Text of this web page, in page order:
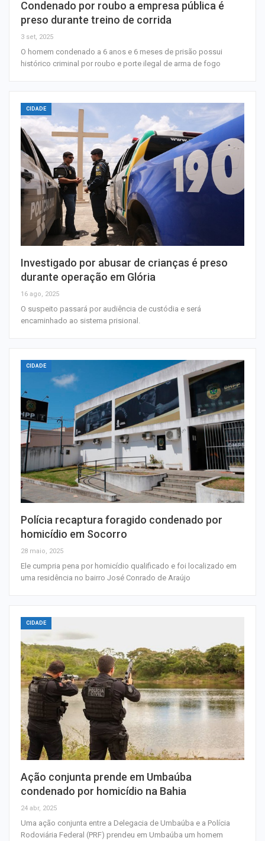
Condenado por roubo a empresa pública é
preso durante treino de corrida
3 set, 2025
O homem condenado a 6 anos e 6 meses de prisão possui
histórico criminal por roubo e porte ilegal de arma de fogo
CIDADE
Investigado por abusar de crianças é preso
durante operação em Glória
16 ago, 2025
O suspeito passará por audiência de custódia e será
encaminhado ao sistema prisional.
CIDADE
Polícia recaptura foragido condenado por
homicídio em Socorro
28 maio, 2025
Ele cumpria pena por homicídio qualificado e foi localizado em
uma residência no bairro José Conrado de Araújo
CIDADE
Ação conjunta prende em Umbaúba
condenado por homicídio na Bahia
24 abr, 2025
Uma ação conjunta entre a Delegacia de Umbaúba e a Polícia
Rodoviária Federal (PRF) prendeu em Umbaúba um homem